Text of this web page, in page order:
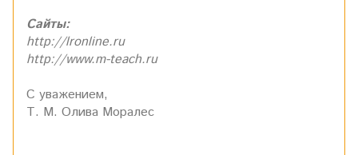
Сайты:
http://lronline.ru
http://www.m-teach.ru
С уважением,
Т. М. Олива Моралес